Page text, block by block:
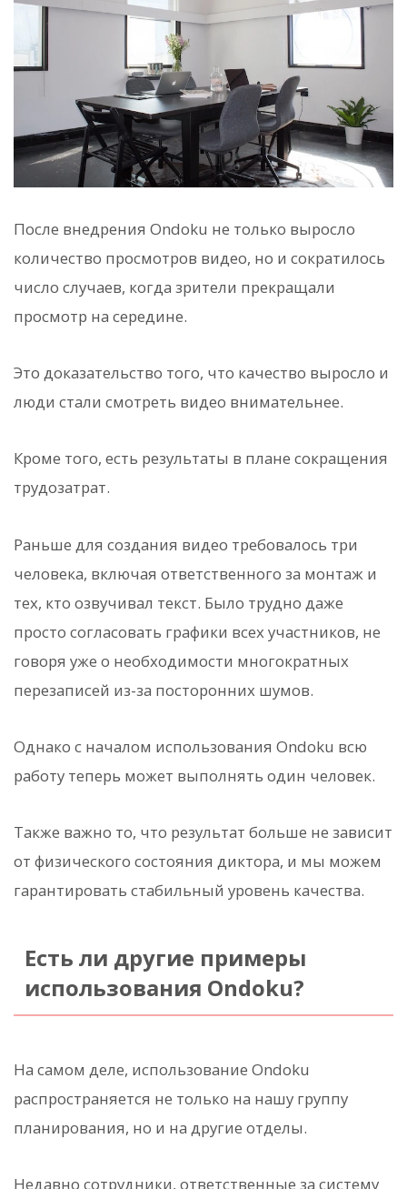
После внедрения Ondoku не только выросло
количество просмотров видео, но и сократилось
число случаев, когда зрители прекращали
просмотр на середине.
Это доказательство того, что качество выросло и
люди стали смотреть видео внимательнее.
Кроме того, есть результаты в плане сокращения
трудозатрат.
Раньше для создания видео требовалось три
человека, включая ответственного за монтаж и
тех, кто озвучивал текст. Было трудно даже
просто согласовать графики всех участников, не
говоря уже о необходимости многократных
перезаписей из-за посторонних шумов.
Однако с началом использования Ondoku всю
работу теперь может выполнять один человек.
Также важно то, что результат больше не зависит
от физического состояния диктора, и мы можем
гарантировать стабильный уровень качества.
Есть ли другие примеры
использования Ondoku?
На самом деле, использование Ondoku
распространяется не только на нашу группу
планирования, но и на другие отделы.
Недавно сотрудники, ответственные за систему